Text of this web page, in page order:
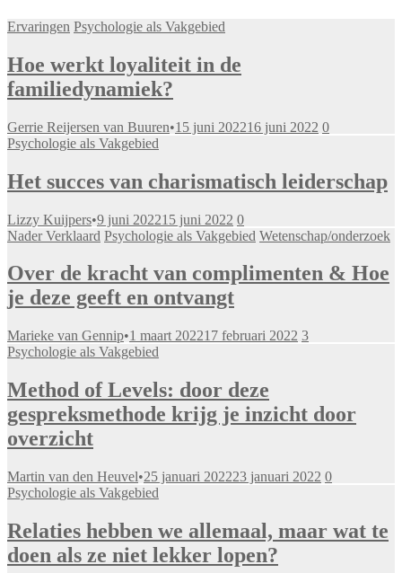
Ervaringen Psychologie als Vakgebied
Hoe werkt loyaliteit in de
familiedynamiek?
Gerrie Reijersen van Buuren•15 juni 202216 juni 2022 0
Psychologie als Vakgebied
Het succes van charismatisch leiderschap
Lizzy Kuijpers•9 juni 202215 juni 2022 0
Nader Verklaard Psychologie als Vakgebied Wetenschap/onderzoek
Over de kracht van complimenten & Hoe
je deze geeft en ontvangt
Marieke van Gennip•1 maart 202217 februari 2022 3
Psychologie als Vakgebied
Method of Levels: door deze
gespreksmethode krijg je inzicht door
overzicht
Martin van den Heuvel•25 januari 202223 januari 2022 0
Psychologie als Vakgebied
Relaties hebben we allemaal, maar wat te
doen als ze niet lekker lopen?